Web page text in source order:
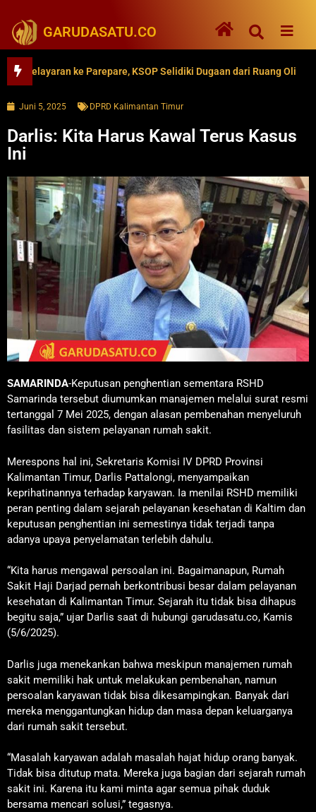
GARUDASATU.CO
Pelayaran ke Parepare, KSOP Selidiki Dugaan dari Ruang Oli
Juni 5, 2025 DPRD Kalimantan Timur
Darlis: Kita Harus Kawal Terus Kasus
Ini
SAMARINDA-Keputusan penghentian sementara RSHD
Samarinda tersebut diumumkan manajemen melalui surat resmi
tertanggal 7 Mei 2025, dengan alasan pembenahan menyeluruh
fasilitas dan sistem pelayanan rumah sakit.
Merespons hal ini, Sekretaris Komisi IV DPRD Provinsi
Kalimantan Timur, Darlis Pattalongi, menyampaikan
keprihatinannya terhadap karyawan. Ia menilai RSHD memiliki
peran penting dalam sejarah pelayanan kesehatan di Kaltim dan
keputusan penghentian ini semestinya tidak terjadi tanpa
adanya upaya penyelamatan terlebih dahulu.
“Kita harus mengawal persoalan ini. Bagaimanapun, Rumah
Sakit Haji Darjad pernah berkontribusi besar dalam pelayanan
kesehatan di Kalimantan Timur. Sejarah itu tidak bisa dihapus
begitu saja,” ujar Darlis saat di hubungi garudasatu.co, Kamis
(5/6/2025).
Darlis juga menekankan bahwa meskipun manajemen rumah
sakit memiliki hak untuk melakukan pembenahan, namun
persoalan karyawan tidak bisa dikesampingkan. Banyak dari
mereka menggantungkan hidup dan masa depan keluarganya
dari rumah sakit tersebut.
“Masalah karyawan adalah masalah hajat hidup orang banyak.
Tidak bisa ditutup mata. Mereka juga bagian dari sejarah rumah
sakit ini. Karena itu kami minta agar semua pihak duduk
bersama mencari solusi,” tegasnya.